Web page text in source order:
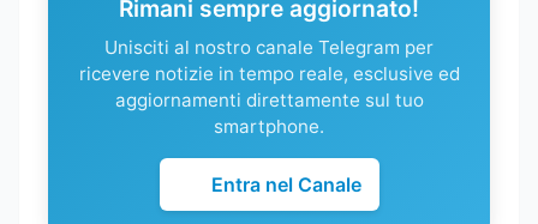
Rimani sempre aggiornato!
Unisciti al nostro canale Telegram per
ricevere notizie in tempo reale, esclusive ed
aggiornamenti direttamente sul tuo
smartphone.
Entra nel Canale